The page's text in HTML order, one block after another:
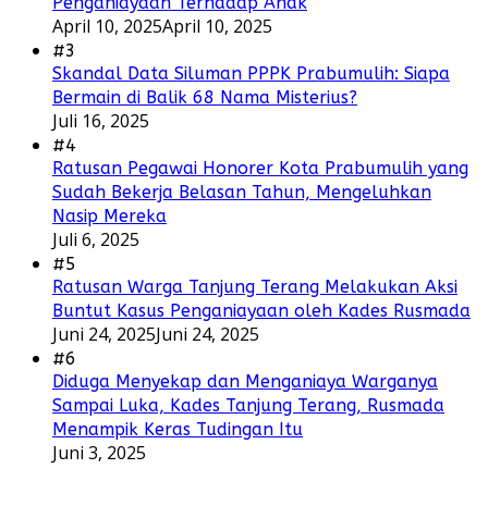
April 10, 2025April 10, 2025
#3
Skandal Data Siluman PPPK Prabumulih: Siapa
Bermain di Balik 68 Nama Misterius?
Juli 16, 2025
#4
Ratusan Pegawai Honorer Kota Prabumulih yang
Sudah Bekerja Belasan Tahun, Mengeluhkan
Nasip Mereka
Juli 6, 2025
#5
Ratusan Warga Tanjung Terang Melakukan Aksi
Buntut Kasus Penganiayaan oleh Kades Rusmada
Juni 24, 2025Juni 24, 2025
#6
Diduga Menyekap dan Menganiaya Warganya
Sampai Luka, Kades Tanjung Terang, Rusmada
Menampik Keras Tudingan Itu
Juni 3, 2025